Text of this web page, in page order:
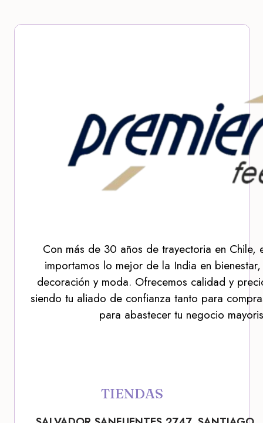
Con más de 30 años de trayectoria en Chile,
importamos lo mejor de la India en
decoración y moda. Ofrecemos calidad y
siendo tu aliado de confianza tanto para
para abastecer tu negocio
TIENDAS